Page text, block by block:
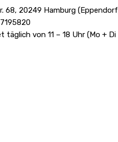
68, 20249 Hamburg
täglich von 11 – 18 Uhr (Mo +